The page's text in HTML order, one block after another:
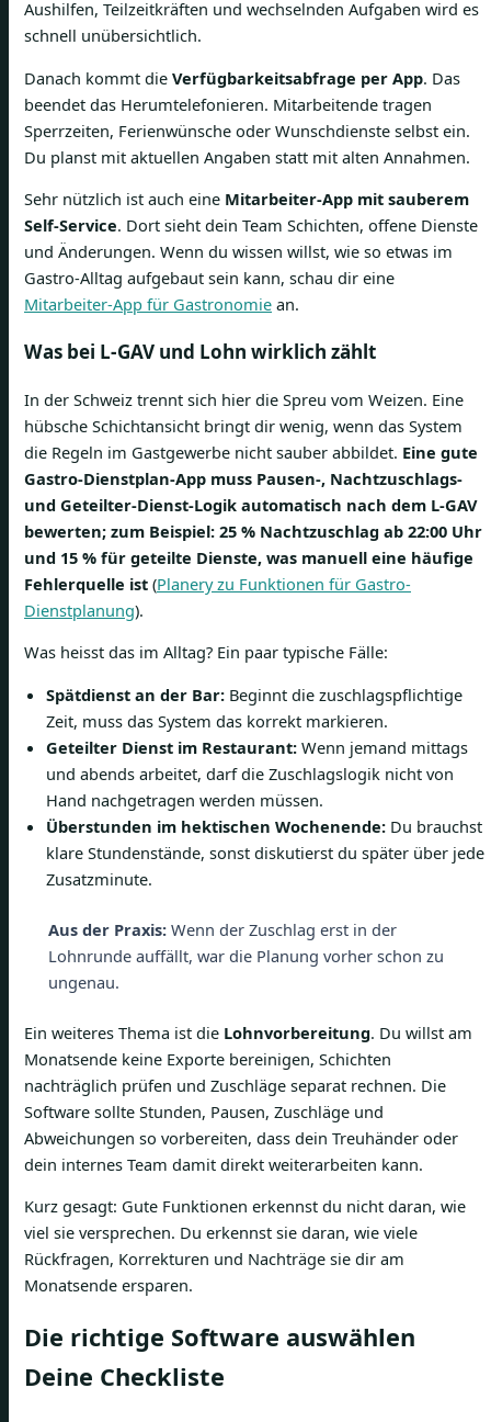
Aushilfen, Teilzeitkräften und wechselnden Aufgaben wird es
schnell unübersichtlich.
Danach kommt die Verfügbarkeitsabfrage per App. Das
beendet das Herumtelefonieren. Mitarbeitende tragen
Sperrzeiten, Ferienwünsche oder Wunschdienste selbst ein.
Du planst mit aktuellen Angaben statt mit alten Annahmen.
Sehr nützlich ist auch eine Mitarbeiter-App mit sauberem
Self-Service. Dort sieht dein Team Schichten, offene Dienste
und Änderungen. Wenn du wissen willst, wie so etwas im
Gastro-Alltag aufgebaut sein kann, schau dir eine
Mitarbeiter-App für Gastronomie an.
Was bei L-GAV und Lohn wirklich zählt
In der Schweiz trennt sich hier die Spreu vom Weizen. Eine
hübsche Schichtansicht bringt dir wenig, wenn das System
die Regeln im Gastgewerbe nicht sauber abbildet. Eine gute
Gastro-Dienstplan-App muss Pausen-, Nachtzuschlags-
und Geteilter-Dienst-Logik automatisch nach dem L-GAV
bewerten; zum Beispiel: 25 % Nachtzuschlag ab 22:00 Uhr
und 15 % für geteilte Dienste, was manuell eine häufige
Fehlerquelle ist (Planery zu Funktionen für Gastro-
Dienstplanung).
Was heisst das im Alltag? Ein paar typische Fälle:
Spätdienst an der Bar: Beginnt die zuschlagspflichtige
Zeit, muss das System das korrekt markieren.
Geteilter Dienst im Restaurant: Wenn jemand mittags
und abends arbeitet, darf die Zuschlagslogik nicht von
Hand nachgetragen werden müssen.
Überstunden im hektischen Wochenende: Du brauchst
klare Stundenstände, sonst diskutierst du später über jede
Zusatzminute.
Aus der Praxis:Wenn der Zuschlag erst in der
Lohnrunde auffällt, war die Planung vorher schon zu
ungenau.
Ein weiteres Thema ist die Lohnvorbereitung. Du willst am
Monatsende keine Exporte bereinigen, Schichten
nachträglich prüfen und Zuschläge separat rechnen. Die
Software sollte Stunden, Pausen, Zuschläge und
Abweichungen so vorbereiten, dass dein Treuhänder oder
dein internes Team damit direkt weiterarbeiten kann.
Kurz gesagt: Gute Funktionen erkennst du nicht daran, wie
viel sie versprechen. Du erkennst sie daran, wie viele
Rückfragen, Korrekturen und Nachträge sie dir am
Monatsende ersparen.
Die richtige Software auswählen
Deine Checkliste